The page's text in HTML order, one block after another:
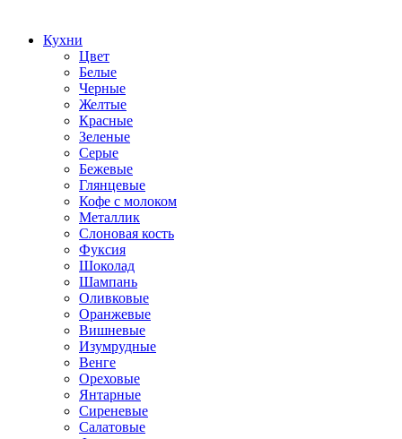
Кухни
Цвет
Белые
Черные
Желтые
Красные
Зеленые
Серые
Бежевые
Глянцевые
Кофе с молоком
Металлик
Слоновая кость
Фуксия
Шоколад
Шампань
Оливковые
Оранжевые
Вишневые
Изумрудные
Венге
Ореховые
Янтарные
Сиреневые
Салатовые